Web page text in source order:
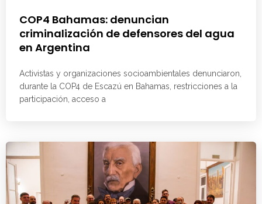
COP4 Bahamas: denuncian
criminalización de defensores del agua
en Argentina
Activistas y organizaciones socioambientales denunciaron,
durante la COP4 de Escazú en Bahamas, restricciones a la
participación, acceso a